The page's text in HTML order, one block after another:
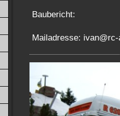
Baubericht:
Mailadresse: